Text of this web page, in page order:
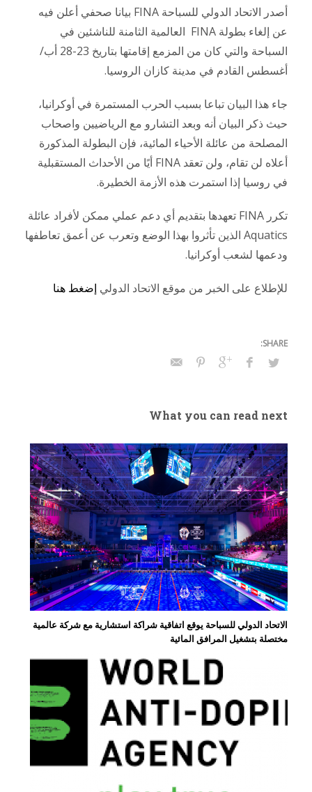
أصدر الاتحاد الدولي للسباحة FINA بيانا صحفي أعلن فيه
عن إلغاء بطولة FINA العالمية الثامنة للناشئين في
السباحة والتي كان من المزمع إقامتها بتاريخ 23-28 أب/
أغسطس القادم في مدينة كازان الروسيا.
جاء هذا البيان تباعا بسبب الحرب المستمرة في أوكرانيا،
حيث ذكر البيان أنه وبعد التشارو مع الرياضيين واصحاب
المصلحة من عائلة الأحياء المائية، فإن البطولة المذكورة
أعلاه لن تقام، ولن تعقد FINA أيًا من الأحداث المستقبلية
في روسيا إذا استمرت هذه الأزمة الخطيرة.
تكرر FINA تعهدها بتقديم أي دعم عملي ممكن لأفراد عائلة
Aquatics الذين تأثروا بهذا الوضع وتعرب عن أعمق تعاطفها
ودعمها لشعب أوكرانيا.
للإطلاع على الخبر من موقع الاتحاد الدولي إضغط هنا
What you can read next
الاتحاد الدولي للسباحة يوقع اتفاقية شراكة استشارية مع شركة عالمية
مختصلة بتشغيل المرافق المائية